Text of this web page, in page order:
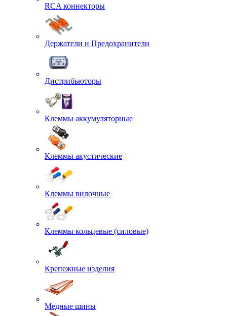
RCA коннекторы
Держатели и Предохранители
Дистрибьюторы
Клеммы аккумуляторные
Клеммы акустические
Клеммы вилочные
Клеммы кольцевые (силовые)
Крепежные изделия
Медные шины